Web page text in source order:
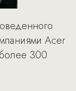
Acer
300